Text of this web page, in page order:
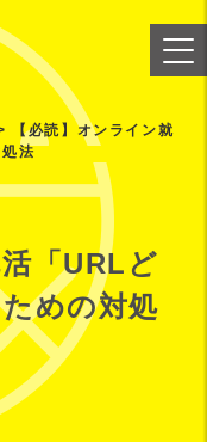
【必読】オンライン就
法
「URLど
めの対処